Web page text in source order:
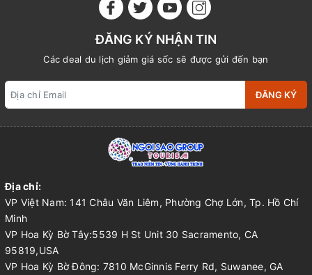
ĐĂNG KÝ NHẬN TIN
Các deal du lịch giảm giá sốc sẽ được gửi đến bạn
ĐĂNG KÝ
Địa chỉ:
VP Việt Nam: 141 Châu Văn Liêm, Phường Chợ Lớn, Tp. Hồ Chí
Minh
VP Hoa Kỳ Bờ Tây:5539 H St Unit 30 Sacramento, CA
95819,USA
VP Hoa Kỳ Bờ Đông: 7810 McGinnis Ferry Rd, Suwanee, GA